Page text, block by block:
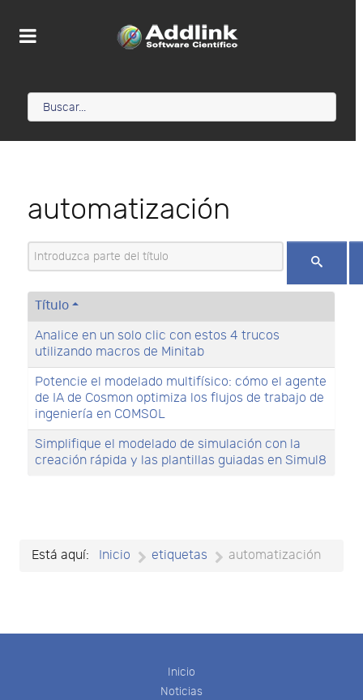
automatización
Introduzca parte del título
Título
Analice en un solo clic con estos 4 trucos
utilizando macros de Minitab
Potencie el modelado multifísico: cómo el agente
de IA de Cosmon optimiza los flujos de trabajo de
ingeniería en COMSOL
Simplifique el modelado de simulación con la
creación rápida y las plantillas guiadas en Simul8
Está aquí: Inicio etiquetas automatización
Inicio
Noticias